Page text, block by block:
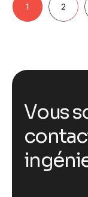
1 2
Vouss
contac
ingéni